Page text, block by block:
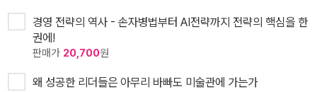
경영 전략의 역사 - 손자병법부터 AI전략까지 전략의 핵심을 한
권에!
판매가 20,700원
왜 성공한 리더들은 아무리 바빠도 미술관에 가는가